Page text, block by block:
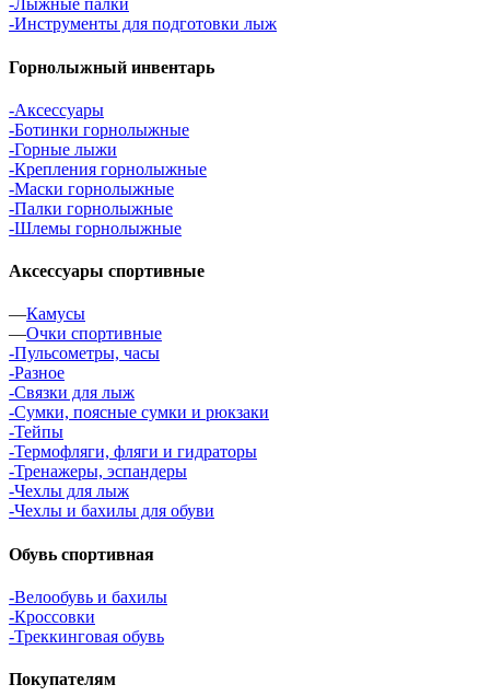
-Лыжные палки
-Инструменты для подготовки лыж
Горнолыжный инвентарь
-Аксессуары
-Ботинки горнолыжные
-Горные лыжи
-Крепления горнолыжные
-Маски горнолыжные
-Палки горнолыжные
-Шлемы горнолыжные
Аксессуары спортивные
—Камусы
—Очки спортивные
-Пульсометры, часы
-Разное
-Связки для лыж
-Сумки, поясные сумки и рюкзаки
-Тейпы
-Термофляги, фляги и гидраторы
-Тренажеры, эспандеры
-Чехлы для лыж
-Чехлы и бахилы для обуви
Обувь спортивная
-Велообувь и бахилы
-Кроссовки
-Треккинговая обувь
Покупателям